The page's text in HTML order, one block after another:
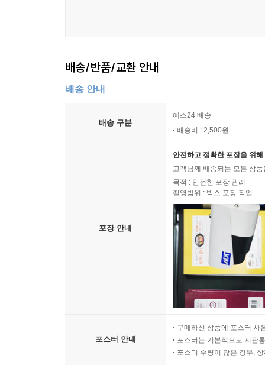
배송/반품/교환 안내
배송 안내
배송 구분
예스24 배송
배송비 : 2,500원
포장 안내
안전하고 정확한 포장을 위
고객님께 배송되는 모든 상
목적 : 안전한 포장 관리
촬영범위 : 박스 포장 작업
포스터 안내
구매하신 상품에 포스터 사
포스터는 기본적으로 지관
포스터 수량이 많은 경우,